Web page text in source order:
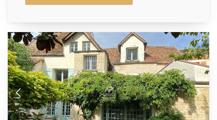
chambres dont une au rez de chaussée - Bureau -
Agence Principale - A.P : 01 39 62 04 04